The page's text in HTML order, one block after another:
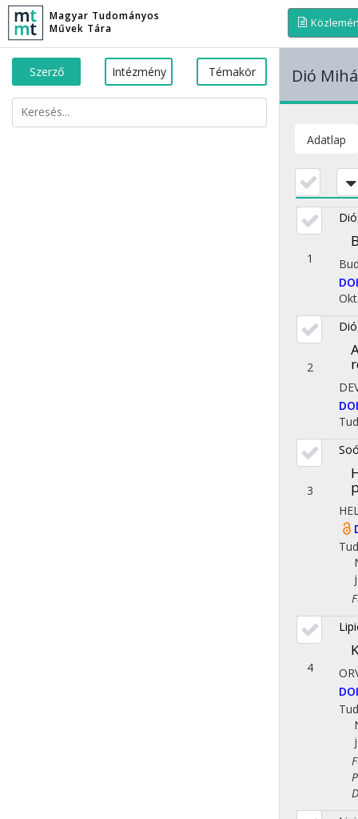
Magyar Tudományos
Művek Tára
Szerző Intézmény Témakör Dió
Adatlap
1
DOI
2
DOI
3
4
DOI